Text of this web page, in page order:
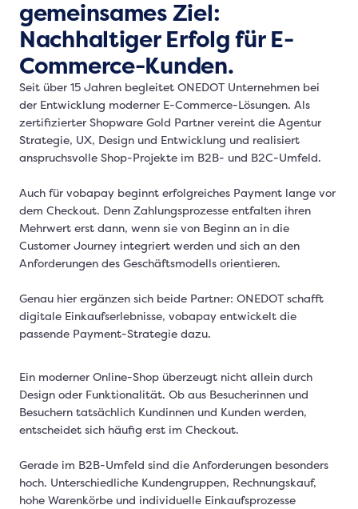
gemeinsames Ziel:
Nachhaltiger Erfolg für E-
Commerce-Kunden.
Seit über 15 Jahren begleitet ONEDOT Unternehmen bei
der Entwicklung moderner E-Commerce-Lösungen. Als
zertifizierter Shopware Gold Partner vereint die Agentur
Strategie, UX, Design und Entwicklung und realisiert
anspruchsvolle Shop-Projekte im B2B- und B2C-Umfeld.
Auch für vobapay beginnt erfolgreiches Payment lange vor
dem Checkout. Denn Zahlungsprozesse entfalten ihren
Mehrwert erst dann, wenn sie von Beginn an in die
Customer Journey integriert werden und sich an den
Anforderungen des Geschäftsmodells orientieren.
Genau hier ergänzen sich beide Partner: ONEDOT schafft
digitale Einkaufserlebnisse, vobapay entwickelt die
passende Payment-Strategie dazu.
Ein moderner Online-Shop überzeugt nicht allein durch
Design oder Funktionalität. Ob aus Besucherinnen und
Besuchern tatsächlich Kundinnen und Kunden werden,
entscheidet sich häufig erst im Checkout.
Gerade im B2B-Umfeld sind die Anforderungen besonders
hoch. Unterschiedliche Kundengruppen, Rechnungskauf,
hohe Warenkörbe und individuelle Einkaufsprozesse